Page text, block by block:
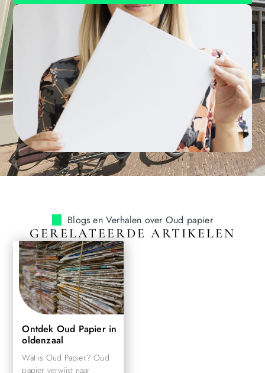
Blogs en Verhalen over Oud papier
GERELATEERDE ARTIKELEN
Ontdek Oud Papier in
oldenzaal
Wat is Oud Papier? Oud
papier verwijst naar